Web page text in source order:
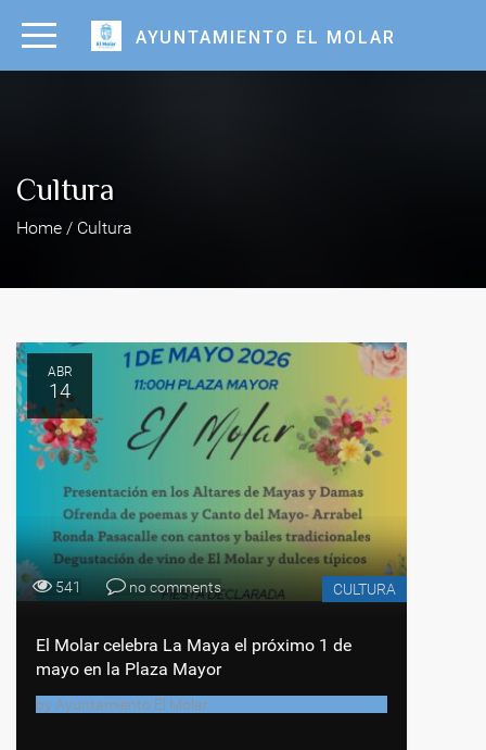
AYUNTAMIENTO EL MOLAR
Cultura
Home / Cultura
ABR
14
541 no comments CULTURA
El Molar celebra La Maya el próximo 1 de
mayo en la Plaza Mayor
by Ayuntamiento El Molar